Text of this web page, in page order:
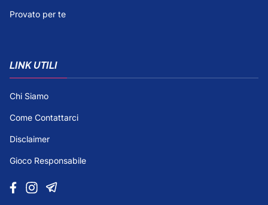
Provato per te
LINK UTILI
Chi Siamo
Come Contattarci
Disclaimer
Gioco Responsabile